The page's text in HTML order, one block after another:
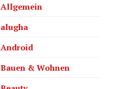
Allgemein
alugha
Android
Bauen & Wohnen